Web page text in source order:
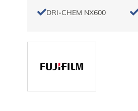
DRI-CHEM NX600